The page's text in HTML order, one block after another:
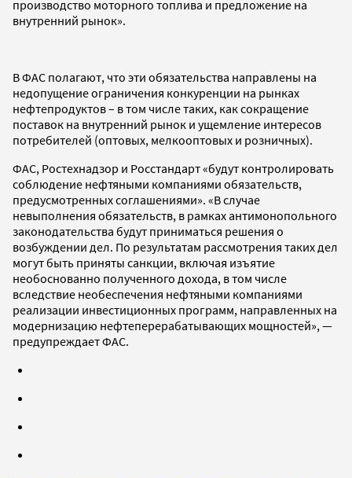
производство моторного топлива и предложение на
внутренний рынок».
В ФАС полагают, что эти обязательства направлены на
недопущение ограничения конкуренции на рынках
нефтепродуктов – в том числе таких, как сокращение
поставок на внутренний рынок и ущемление интересов
потребителей (оптовых, мелкооптовых и розничных).
ФАС, Ростехнадзор и Росстандарт «будут контролировать
соблюдение нефтяными компаниями обязательств,
предусмотренных соглашениями». «В случае
невыполнения обязательств, в рамках антимонопольного
законодательства будут приниматься решения о
возбуждении дел. По результатам рассмотрения таких дел
могут быть приняты санкции, включая изъятие
необоснованно полученного дохода, в том числе
вследствие необеспечения нефтяными компаниями
реализации инвестиционных программ, направленных на
модернизацию нефтеперерабатывающих мощностей», —
предупреждает ФАС.